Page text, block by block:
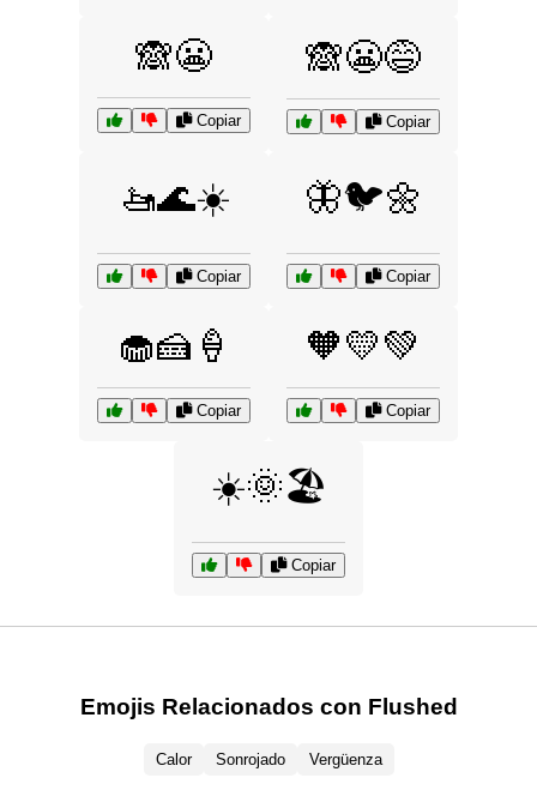
🙈😬
Copiar
🙈😬😅
Copiar
🚤🌊☀️
Copiar
🦋🐦🌼
Copiar
🧁🍰🍦
Copiar
🧡💛💚
Copiar
☀️🌞🏖️
Copiar
Emojis Relacionados con Flushed
Calor Sonrojado Vergüenza